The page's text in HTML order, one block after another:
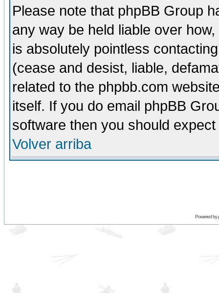
Please note that phpBB Group
any way be held liable over
is absolutely pointless
(cease and desist, liable,
related to the phpbb.com
itself. If you do email phpBB
software then you should
Volver arriba
Powered by